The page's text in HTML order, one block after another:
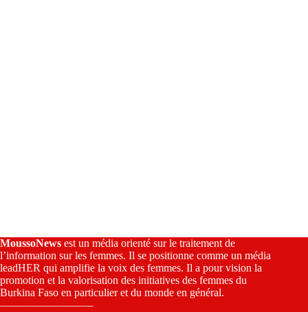
MoussoNews est un média orienté sur le traitement de
l’information sur les femmes. Il se positionne comme un média
leadHER qui amplifie la voix des femmes. Il a pour vision la
promotion et la valorisation des initiatives des femmes du
Burkina Faso en particulier et du monde en général.
————————–